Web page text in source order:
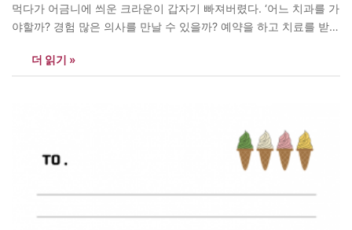
먹다가 어금니에 씌운 크라운이 갑자기 빠져버렸다. ‘어느 치과를 가
야할까? 경험 많은 의사를 만날 수 있을까? 예약을 하고 치료를 받으
음이 복잡해졌다. 며칠 전에 지역의 웹사이트를 통해서 중고품을 구
입하게 되면서 알게 된…
더 읽기 »